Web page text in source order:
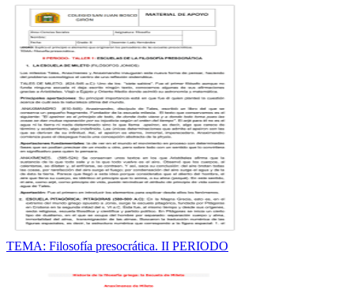
TEMA: Filosofía presocrática. II PERIODO